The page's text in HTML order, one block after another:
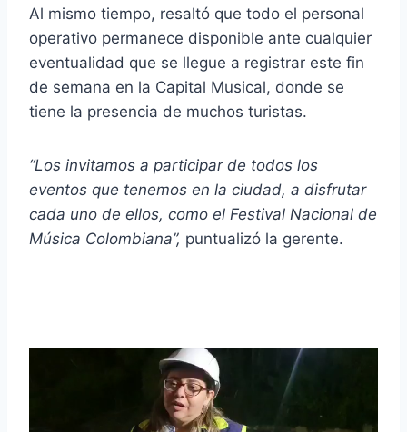
Al mismo tiempo, resaltó que todo el personal
operativo permanece disponible ante cualquier
eventualidad que se llegue a registrar este fin
de semana en la Capital Musical, donde se
tiene la presencia de muchos turistas.
“Los invitamos a participar de todos los
eventos que tenemos en la ciudad, a disfrutar
cada uno de ellos, como el Festival Nacional de
Música Colombiana”, puntualizó la gerente.